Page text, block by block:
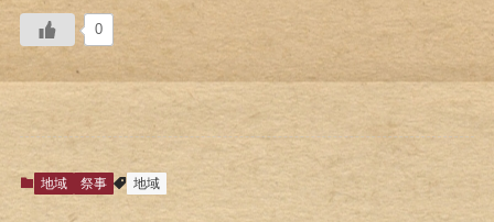
0
地域 祭事 地域